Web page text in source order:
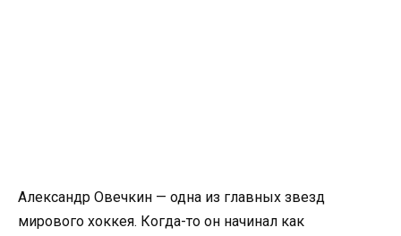
Александр Овечкин — одна из главных звезд
мирового хоккея. Когда-то он начинал как